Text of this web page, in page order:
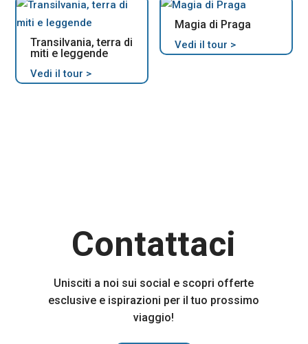
Transilvania, terra di
miti e leggende
Vedi il tour >
Magia di Praga
Vedi il tour >
Contattaci
Unisciti a noi sui social e scopri offerte
esclusive e ispirazioni per il tuo prossimo
viaggio!